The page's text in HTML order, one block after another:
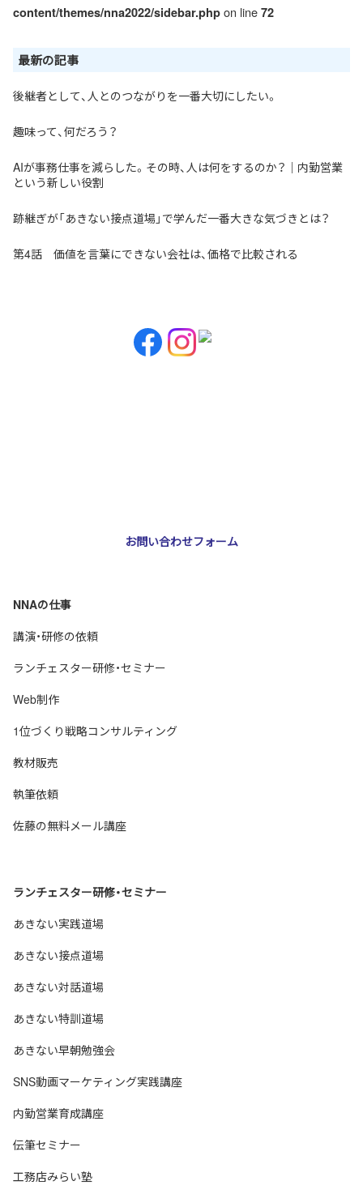
content/themes/nna2022/sidebar.php on line 72
最新の記事
後継者として、人とのつながりを一番大切にしたい。
趣味って、何だろう？
AIが事務仕事を減らした。その時、人は何をするのか？｜内勤営業
という新しい役割
跡継ぎが「あきない接点道場」で学んだ一番大きな気づきとは？
第4話 価値を言葉にできない会社は、価格で比較される
お問い合わせフォーム
NNAの仕事
講演・研修の依頼
ランチェスター研修・セミナー
Web制作
1位づくり戦略コンサルティング
教材販売
執筆依頼
佐藤の無料メール講座
ランチェスター研修・セミナー
あきない実践道場
あきない接点道場
あきない対話道場
あきない特訓道場
あきない早朝勉強会
SNS動画マーケティング実践講座
内勤営業育成講座
伝筆セミナー
工務店みらい塾